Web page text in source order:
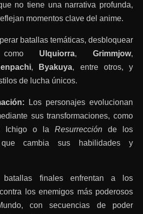
no tiene una narrativa profunda,
momentos clave del anime.
batallas temáticas, desbloquear
como Ulquiorra,Grimmjow,
, Byakuya, entre otros, y
de lucha únicos.
Los personajes evolucionan
sus transformaciones, como
Ichigo o la Resurrección de los
cambia sus habilidades y
finales enfrentan a los
los enemigos más poderosos
con secuencias de poder